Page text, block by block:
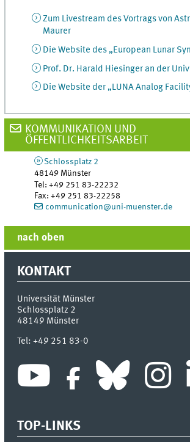
Zum Livestream des Vortrags von
Maurer
Die Website des „European Lunar
Prof. Dr. Harald Hiesinger an der
Die Website der „LUNA Analog
KOMMUNIKATION UND
ÖFFENTLICHKEITSARBEIT
Schlossplatz 2
48149 Münster
Tel:+49 251 83-22232
Fax:+49 251 83-22258
communication@uni-muenster.de
nach oben
KONTAKT
Universität Münster
Schlossplatz 2
48149 Münster
Tel:+49 251 83-0
TOP-LINKS